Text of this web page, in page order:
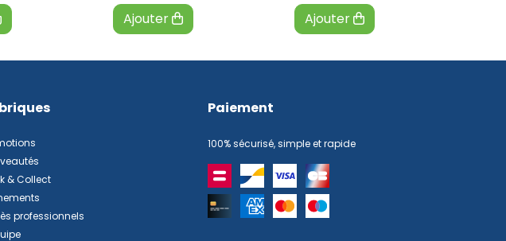
Ajouter Ajouter
& Collect
professionnels
Paiement
100% sécurisé, simple et rapide